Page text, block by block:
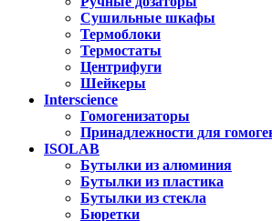
Сушильные шкафы
Термоблоки
Термостаты
Центрифуги
Шейкеры
Interscience
Гомогенизаторы
Принадлежности для
ISOLAB
Бутылки из алюминия
Бутылки из пластика
Бутылки из стекла
Бюретки